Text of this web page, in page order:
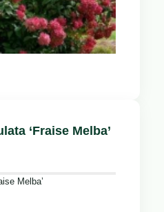
‘Fraise Melba’
Melba’